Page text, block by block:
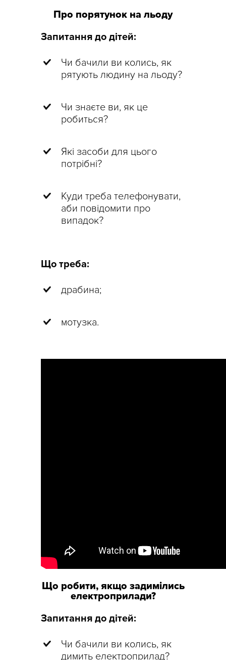
Про порятунок на льоду
Запитання до дітей:
Чи бачили ви колись, як
рятують людину на льоду?
Чи знаєте ви, як це
робиться?
Які засоби для цього
потрібні?
Куди треба телефонувати,
аби повідомити про
випадок?
Що треба:
драбина;
мотузка.
Що робити, якщо задимілись
електроприлади?
Запитання до дітей:
Чи бачили ви колись, як
димить електроприлад?